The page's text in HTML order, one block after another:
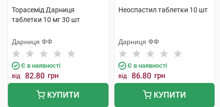
Торасемід Дарниця
таблетки 10 мг 30 шт
Дарниця ФФ
Є в наявності
від 82.80 грн
КУПИТИ
Неоспастил таблетки 10 шт
Дарниця ФФ
Є в наявності
від 86.80 грн
КУПИТИ